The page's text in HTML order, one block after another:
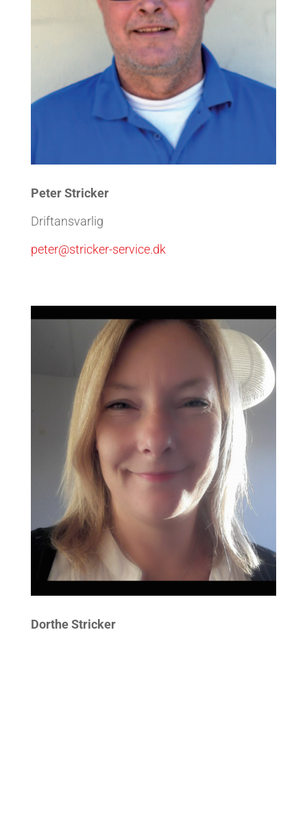
Peter Stricker
Driftansvarlig
peter@stricker-service.dk
Dorthe Stricker